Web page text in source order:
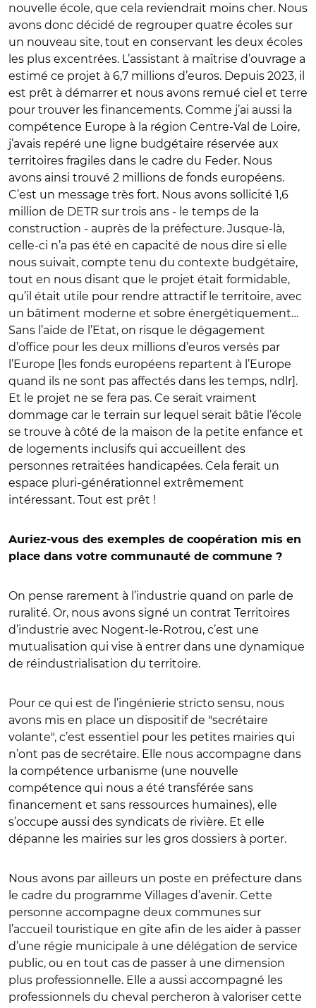
nouvelle école, que cela reviendrait moins cher. Nous
avons donc décidé de regrouper quatre écoles sur
un nouveau site, tout en conservant les deux écoles
les plus excentrées. L’assistant à maîtrise d’ouvrage a
estimé ce projet à 6,7 millions d’euros. Depuis 2023, il
est prêt à démarrer et nous avons remué ciel et terre
pour trouver les financements. Comme j’ai aussi la
compétence Europe à la région Centre-Val de Loire,
j’avais repéré une ligne budgétaire réservée aux
territoires fragiles dans le cadre du Feder. Nous
avons ainsi trouvé 2 millions de fonds européens.
C’est un message très fort. Nous avons sollicité 1,6
million de DETR sur trois ans - le temps de la
construction - auprès de la préfecture. Jusque-là,
celle-ci n’a pas été en capacité de nous dire si elle
nous suivait, compte tenu du contexte budgétaire,
tout en nous disant que le projet était formidable,
qu’il était utile pour rendre attractif le territoire, avec
un bâtiment moderne et sobre énergétiquement…
Sans l’aide de l’Etat, on risque le dégagement
d’office pour les deux millions d’euros versés par
l’Europe [les fonds européens repartent à l’Europe
quand ils ne sont pas affectés dans les temps, ndlr].
Et le projet ne se fera pas. Ce serait vraiment
dommage car le terrain sur lequel serait bâtie l’école
se trouve à côté de la maison de la petite enfance et
de logements inclusifs qui accueillent des
personnes retraitées handicapées. Cela ferait un
espace pluri-générationnel extrêmement
intéressant. Tout est prêt !
Auriez-vous des exemples de coopération mis en
place dans votre communauté de commune ?
On pense rarement à l’industrie quand on parle de
ruralité. Or, nous avons signé un contrat Territoires
d’industrie avec Nogent-le-Rotrou, c’est une
mutualisation qui vise à entrer dans une dynamique
de réindustrialisation du territoire.
Pour ce qui est de l’ingénierie stricto sensu, nous
avons mis en place un dispositif de "secrétaire
volante", c’est essentiel pour les petites mairies qui
n’ont pas de secrétaire. Elle nous accompagne dans
la compétence urbanisme (une nouvelle
compétence qui nous a été transférée sans
financement et sans ressources humaines), elle
s’occupe aussi des syndicats de rivière. Et elle
dépanne les mairies sur les gros dossiers à porter.
Nous avons par ailleurs un poste en préfecture dans
le cadre du programme Villages d’avenir. Cette
personne accompagne deux communes sur
l’accueil touristique en gîte afin de les aider à passer
d’une régie municipale à une délégation de service
public, ou en tout cas de passer à une dimension
plus professionnelle. Elle a aussi accompagné les
professionnels du cheval percheron à valoriser cette